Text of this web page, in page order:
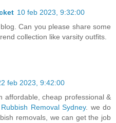
10 feb 2023, 9:32:00
Can you please share some
collection like varsity outfits.
feb 2023, 9:42:00
affordable, cheap professional &
Rubbish Removal Sydney. we do
removals, we can get the job